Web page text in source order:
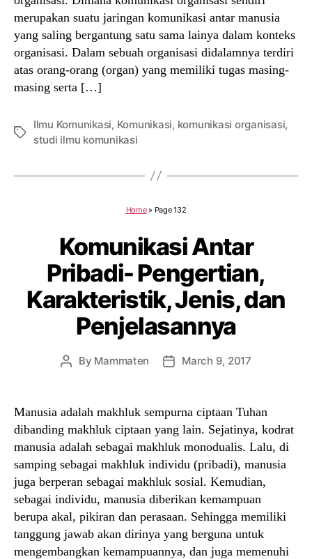
merupakan suatu jaringan komunikasi antar manusia
yang saling bergantung satu sama lainya dalam konteks
organisasi. Dalam sebuah organisasi didalamnya terdiri
atas orang-orang (organ) yang memiliki tugas masing-
masing serta […]
Tags
Ilmu Komunikasi, Komunikasi, komunikasi organisasi,
studi ilmu komunikasi
Home» Page 132
Komunikasi Antar
Pribadi- Pengertian,
Karakteristik, Jenis, dan
Penjelasannya
Post
By Mammaten
PostMarch 9, 2017
Manusia adalah makhluk sempurna ciptaan Tuhan
dibanding makhluk ciptaan yang lain. Sejatinya, kodrat
manusia adalah sebagai makhluk monodualis. Lalu, di
samping sebagai makhluk individu (pribadi), manusia
juga berperan sebagai makhluk sosial. Kemudian,
sebagai individu, manusia diberikan kemampuan
berupa akal, pikiran dan perasaan. Sehingga memiliki
tanggung jawab akan dirinya yang berguna untuk
mengembangkan kemampuannya, dan juga memenuhi